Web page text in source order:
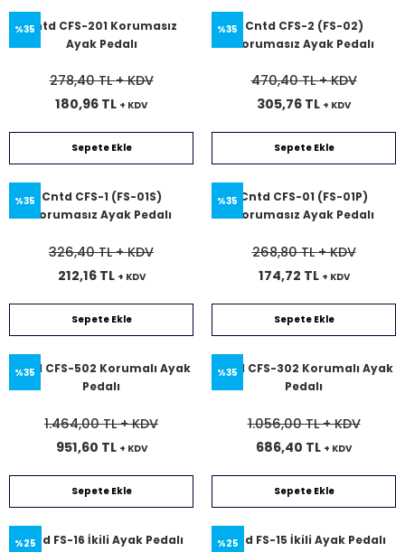
%35Cntd CFS-201 Korumasız
Ayak Pedalı
278,40 TL+ KDV
180,96 TL + KDV
Sepete Ekle
%35
Cntd CFS-2 (FS-02)
Korumasız Ayak Pedalı
470,40 TL+ KDV
305,76 TL + KDV
Sepete Ekle
%35 Cntd CFS-1 (FS-01S)
Korumasız Ayak Pedalı
326,40 TL+ KDV
212,16 TL + KDV
Sepete Ekle
%35 Cntd CFS-01 (FS-01P)
Korumasız Ayak Pedalı
268,80 TL+ KDV
174,72 TL + KDV
Sepete Ekle
%35
Cntd CFS-502 Korumalı Ayak
Pedalı
1.464,00 TL+ KDV
951,60 TL + KDV
Sepete Ekle
%35
Cntd CFS-302 Korumalı Ayak
Pedalı
1.056,00 TL+ KDV
686,40 TL + KDV
Sepete Ekle
%25
Cntd FS-16 İkili Ayak Pedalı %25
Cntd FS-15 İkili Ayak Pedalı